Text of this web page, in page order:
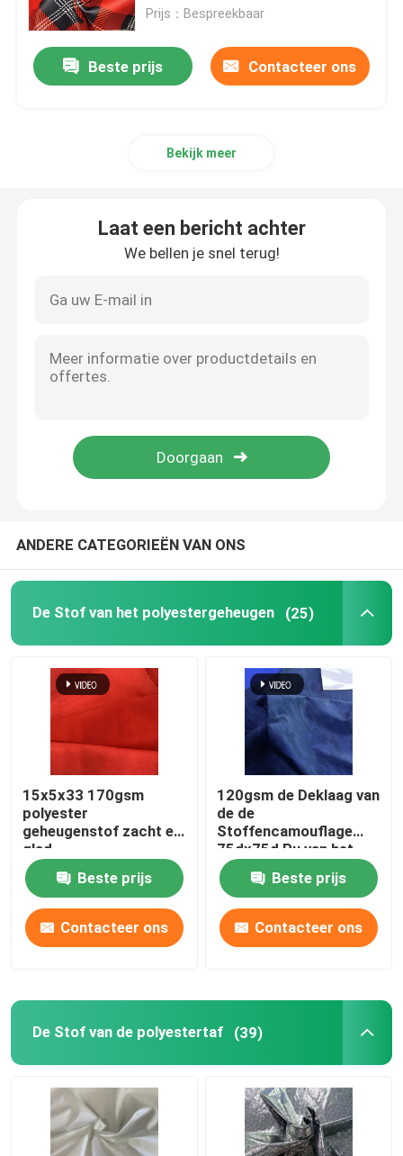
De stof van polyesterspandex
Nylon Taslon-Stof
De Kledingsstoffen van mensen
Prijs：Bespreekbaar
Beste prijs Contacteer ons
Bekijk meer
Laat een bericht achter
We bellen je snel terug!
ANDERE CATEGORIEËN VAN ONS
De Stof van het polyestergeheugen (25)
15x5x33 170gsm
polyester
geheugenstof zacht en
glad
Beste prijs
Contacteer ons
120gsm de Deklaag van
de de
Stoffencamouflage
75dx75d Pu van het
polyestergeheugen
Beste prijs
Contacteer ons
De Stof van de polyestertaf (39)